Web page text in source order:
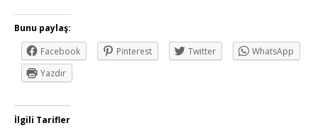
Bunu paylaş:
Facebook
Pinterest Twitter
WhatsApp
Yazdır
İlgili Tarifler